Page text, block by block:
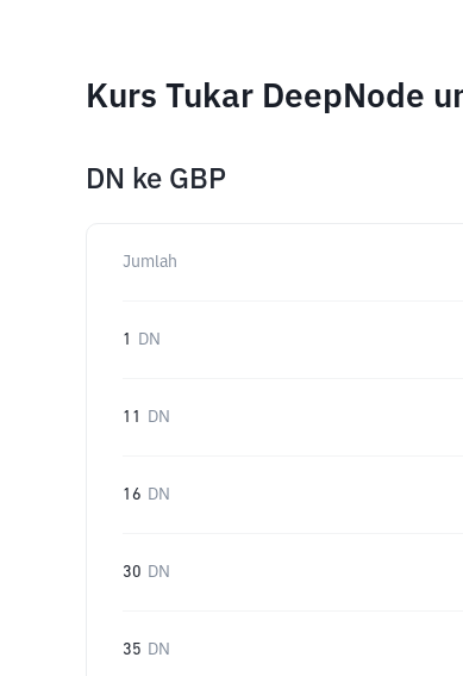
Kurs Tukar DeepNode
DN ke GBP
Jumlah
1 DN
11 DN
16 DN
30 DN
35 DN